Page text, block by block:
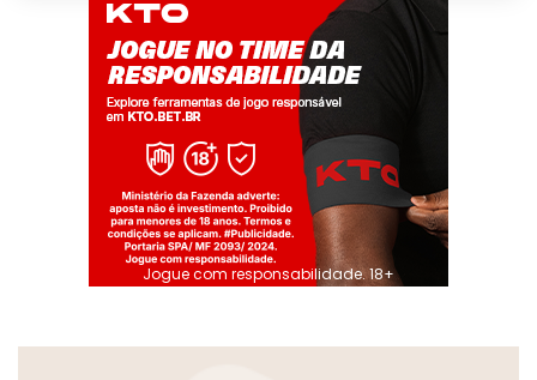
Jogue com responsabilidade. 18+